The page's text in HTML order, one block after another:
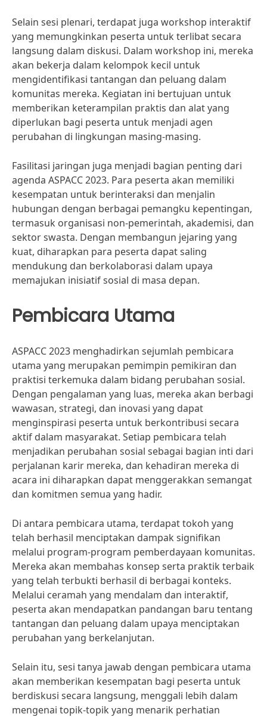
Selain sesi plenari, terdapat juga workshop interaktif
yang memungkinkan peserta untuk terlibat secara
langsung dalam diskusi. Dalam workshop ini, mereka
akan bekerja dalam kelompok kecil untuk
mengidentifikasi tantangan dan peluang dalam
komunitas mereka. Kegiatan ini bertujuan untuk
memberikan keterampilan praktis dan alat yang
diperlukan bagi peserta untuk menjadi agen
perubahan di lingkungan masing-masing.
Fasilitasi jaringan juga menjadi bagian penting dari
agenda ASPACC 2023. Para peserta akan memiliki
kesempatan untuk berinteraksi dan menjalin
hubungan dengan berbagai pemangku kepentingan,
termasuk organisasi non-pemerintah, akademisi, dan
sektor swasta. Dengan membangun jejaring yang
kuat, diharapkan para peserta dapat saling
mendukung dan berkolaborasi dalam upaya
memajukan inisiatif sosial di masa depan.
Pembicara Utama
ASPACC 2023 menghadirkan sejumlah pembicara
utama yang merupakan pemimpin pemikiran dan
praktisi terkemuka dalam bidang perubahan sosial.
Dengan pengalaman yang luas, mereka akan berbagi
wawasan, strategi, dan inovasi yang dapat
menginspirasi peserta untuk berkontribusi secara
aktif dalam masyarakat. Setiap pembicara telah
menjadikan perubahan sosial sebagai bagian inti dari
perjalanan karir mereka, dan kehadiran mereka di
acara ini diharapkan dapat menggerakkan semangat
dan komitmen semua yang hadir.
Di antara pembicara utama, terdapat tokoh yang
telah berhasil menciptakan dampak signifikan
melalui program-program pemberdayaan komunitas.
Mereka akan membahas konsep serta praktik terbaik
yang telah terbukti berhasil di berbagai konteks.
Melalui ceramah yang mendalam dan interaktif,
peserta akan mendapatkan pandangan baru tentang
tantangan dan peluang dalam upaya menciptakan
perubahan yang berkelanjutan.
Selain itu, sesi tanya jawab dengan pembicara utama
akan memberikan kesempatan bagi peserta untuk
berdiskusi secara langsung, menggali lebih dalam
mengenai topik-topik yang menarik perhatian